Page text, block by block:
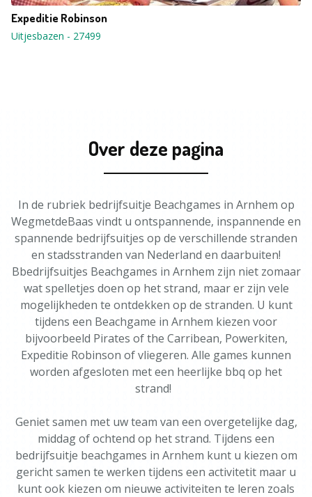
Expeditie Robinson
Uitjesbazen - 27499
Over deze pagina
In de rubriek bedrijfsuitje Beachgames in Arnhem op
WegmetdeBaas vindt u ontspannende, inspannende en
spannende bedrijfsuitjes op de verschillende stranden
en stadsstranden van Nederland en daarbuiten!
Bbedrijfsuitjes Beachgames in Arnhem zijn niet zomaar
wat spelletjes doen op het strand, maar er zijn vele
mogelijkheden te ontdekken op de stranden. U kunt
tijdens een Beachgame in Arnhem kiezen voor
bijvoorbeeld Pirates of the Carribean, Powerkiten,
Expeditie Robinson of vliegeren. Alle games kunnen
worden afgesloten met een heerlijke bbq op het
strand!
Geniet samen met uw team van een overgetelijke dag,
middag of ochtend op het strand. Tijdens een
bedrijfsuitje beachgames in Arnhem kunt u kiezen om
gericht samen te werken tijdens een activitetit maar u
kunt ook kiezen om nieuwe activiteiten te leren zoals